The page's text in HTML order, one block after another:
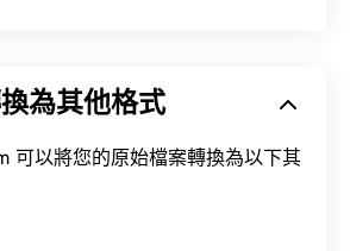
為其他格式
可以將您的原始檔案轉換為以下其